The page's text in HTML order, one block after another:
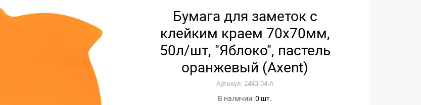
Бумага для заметок с
клейким краем 70х70мм,
50л/шт, "Яблоко", пастель
оранжевый (Axent)
Артикул: 2443-04-А
В наличии:0 шт.